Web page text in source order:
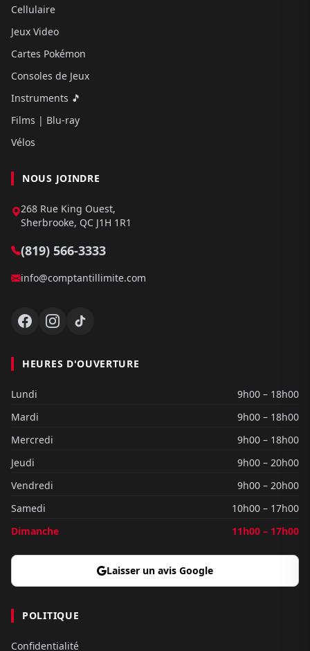
Cellulaire
Jeux Video
Cartes Pokémon
Consoles de Jeux
Instruments 🎵
Films | Blu-ray
Vélos
NOUS JOINDRE
268 Rue King Ouest,
Sherbrooke, QC J1H 1R1
(819) 566-3333
info@comptantillimite.com
HEURES D'OUVERTURE
Lundi
9h00 – 18h00
Mardi
9h00 – 18h00
Mercredi
9h00 – 18h00
Jeudi
9h00 – 20h00
Vendredi
9h00 – 20h00
Samedi
10h00 – 17h00
Dimanche
11h00 – 17h00
Laisser un avis Google
POLITIQUE
Confidentialité